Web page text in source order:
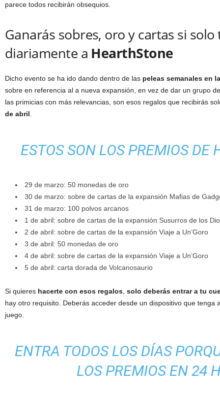
parece todos recibirán obsequios.
Ganarás sobres, oro y cartas si solo
diariamente a HearthStone
Dicho evento se ha ido dando dentro de las peleas semanales en
sobre en referencia al a nueva expansión, en vez de dar un grupo
las primicias con más relevancias, son esos regalos que recibirás
de abril
ESTOS SON LOS PREMIOS DE
29 de marzo: 50 monedas de oro
30 de marzo: sobre de cartas de la expansión Mafias de
31 de marzo: 100 polvos arcanos
1 de abril: sobre de cartas de la expansión Susurros de los
2 de abril: sobre de cartas de la expansión Viaje a Un’Goro
3 de abril: 50 monedas de oro
4 de abril: sobre de cartas de la expansión Viaje a Un’Goro
5 de abril: carta dorada de Volcanosaurio
Si quieres hacerte con esos regalos solo deberás entrar a tu
hay otro requisito. Deberás acceder desde un dispositivo que tenga
juego.
ENTRA TODOS LOS DÍAS
LOS PREMIOS EN 24